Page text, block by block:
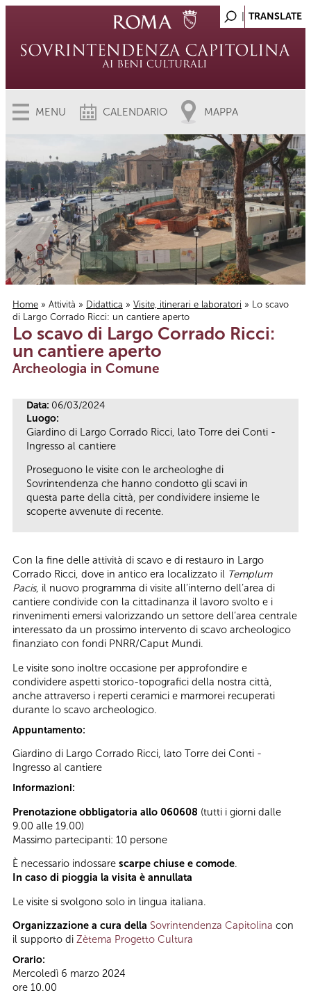
MENU CALENDARIO MAPPA
Tu sei qui
Home » Attività » Didattica » Visite, itinerari e laboratori » Lo scavo
di Largo Corrado Ricci: un cantiere aperto
Lo scavo di Largo Corrado Ricci:
un cantiere aperto
Archeologia in Comune
Data: 06/03/2024
Luogo:
Giardino di Largo Corrado Ricci, lato Torre dei Conti -
Ingresso al cantiere
Proseguono le visite con le archeologhe di
Sovrintendenza che hanno condotto gli scavi in
questa parte della città, per condividere insieme le
scoperte avvenute di recente.
Con la fine delle attività di scavo e di restauro in Largo
Corrado Ricci, dove in antico era localizzato il Templum
Pacis, il nuovo programma di visite all’interno dell’area di
cantiere condivide con la cittadinanza il lavoro svolto e i
rinvenimenti emersi valorizzando un settore dell’area centrale
interessato da un prossimo intervento di scavo archeologico
finanziato con fondi PNRR/Caput Mundi.
Le visite sono inoltre occasione per approfondire e
condividere aspetti storico-topografici della nostra città,
anche attraverso i reperti ceramici e marmorei recuperati
durante lo scavo archeologico.
Appuntamento:
Giardino di Largo Corrado Ricci, lato Torre dei Conti -
Ingresso al cantiere
Informazioni:
Prenotazione obbligatoria allo 060608 (tutti i giorni dalle
9.00 alle 19.00)
Massimo partecipanti: 10 persone
È necessario indossare scarpe chiuse e comode.
In caso di pioggia la visita è annullata
Le visite si svolgono solo in lingua italiana.
Organizzazione a cura della Sovrintendenza Capitolina con
il supporto di Zètema Progetto Cultura
Orario:
Mercoledì 6 marzo 2024
ore 10.00